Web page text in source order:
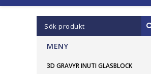
MENY
3D GRAVYR INUTI GLASBLOCK